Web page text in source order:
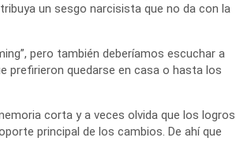
un sesgo narcisista que no da con la
pero también deberíamos escuchar a
prefirieron quedarse en casa o hasta los
corta y a veces olvida que los logros
principal de los cambios. De ahí que